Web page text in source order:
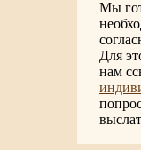
Мы
Для
нам